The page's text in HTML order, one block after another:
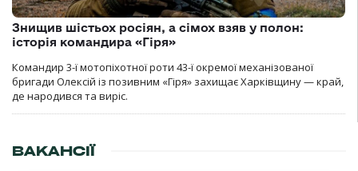
Знищив шістьох росіян, а сімох взяв у полон:
історія командира «Гіря»
Командир 3-ї мотопіхотної роти 43-ї окремої механізованої
бригади Олексій із позивним «Гіря» захищає Харківщину — край,
де народився та виріс.
ВАКАНСІЇ